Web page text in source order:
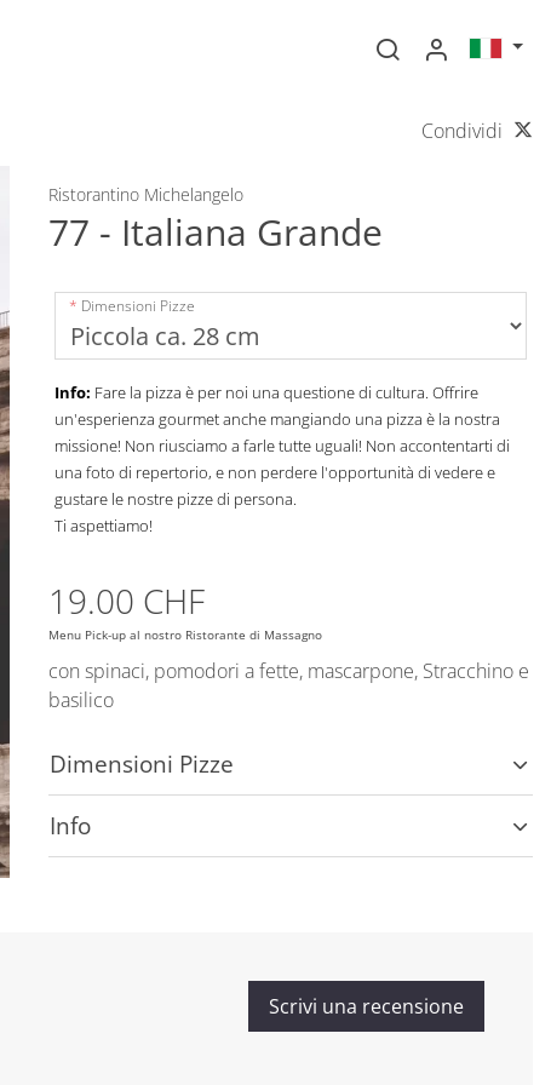
Condividi
Ristorantino Michelangelo
77 - Italiana Grande
Dimensioni Pizze
Info: Fare la pizza è per noi una questione di cultura. Offrire
un'esperienza gourmet anche mangiando una pizza è la nostra
missione! Non riusciamo a farle tutte uguali! Non accontentarti di
una foto di repertorio, e non perdere l'opportunità di vedere e
gustare le nostre pizze di persona.
Ti aspettiamo!
19.00 CHF
Menu Pick-up al nostro Ristorante di Massagno
con spinaci, pomodori a fette, mascarpone, Stracchino e
basilico
Dimensioni Pizze
Info
Scrivi una recensione